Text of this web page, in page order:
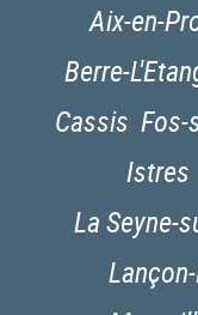
Aix-en-
Berre-
Cassis Fos-
Istres
La Seyne-